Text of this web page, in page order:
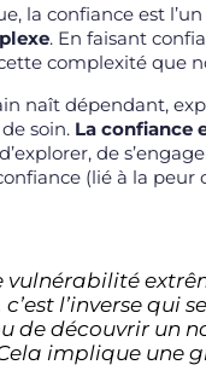
la confiance est
. En faisant
complexité que
naît dépendant,
soin. La confiance
de
(lié à la
vulnérabilité
l’inverse qui
de découvrir un
implique une